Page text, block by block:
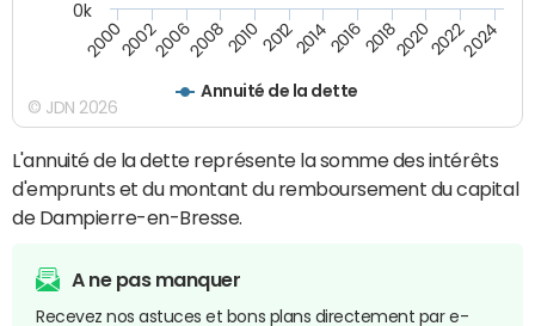
Annuité de la dette
200020022006200820102012201420162018202020222024
0k
© JDN 2026
L'annuité de la dette représente la somme des intérêts
d'emprunts et du montant du remboursement du capital
de Dampierre-en-Bresse.
A ne pas manquer
Recevez nos astuces et bons plans directement par e-